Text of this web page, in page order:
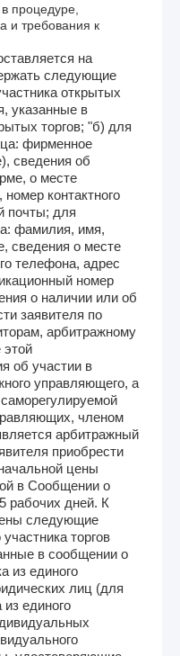
процедуре,
и требования к
на
следующие
открытых
указанные в
торгов; "б) для
фирменное
сведения об
о месте
контактного
почты; для
фамилия, имя,
сведения о месте
телефона, адрес
номер
о наличии или об
заявителя по
арбитражному
об участии в
управляющего, а
членом
арбитражный
приобрести
цены
в Сообщении о
рабочих дней. К
следующие
торгов
в сообщении о
из единого
лиц (для
единого